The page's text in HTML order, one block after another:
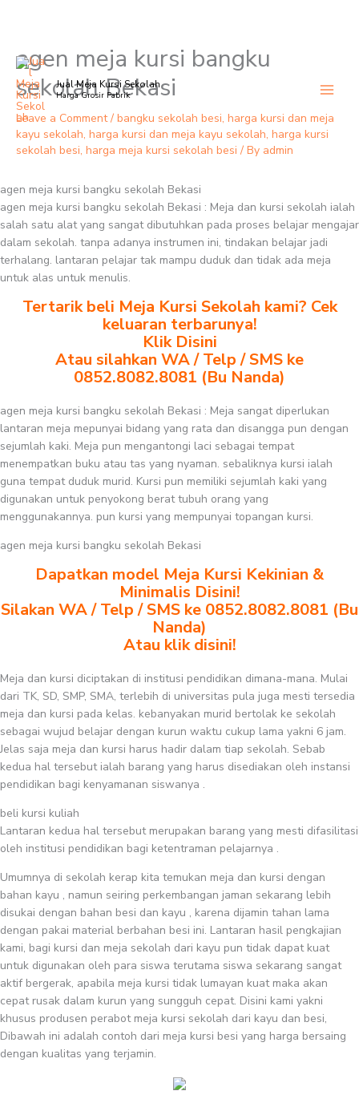
Skip
content
Jual Meja Kursi Sekolah
Harga Grosir Pabrik
agen meja kursi bangku
sekolah Bekasi
Leave a Comment / bangku sekolah besi, harga kursi dan meja
kayu sekolah, harga kursi dan meja kayu sekolah, harga kursi
sekolah besi, harga meja kursi sekolah besi / By admin
agen meja kursi bangku sekolah Bekasi
agen meja kursi bangku sekolah Bekasi : Meja dan kursi sekolah ialah
salah satu alat yang sangat dibutuhkan pada proses belajar mengajar
dalam sekolah. tanpa adanya instrumen ini, tindakan belajar jadi
terhalang. lantaran pelajar tak mampu duduk dan tidak ada meja
untuk alas untuk menulis.
Tertarik beli Meja Kursi Sekolah kami? Cek
keluaran terbarunya!
Klik Disini
Atau silahkan WA / Telp / SMS ke
0852.8082.8081 (Bu Nanda)
agen meja kursi bangku sekolah Bekasi : Meja sangat diperlukan
lantaran meja mepunyai bidang yang rata dan disangga pun dengan
sejumlah kaki. Meja pun mengantongi laci sebagai tempat
menempatkan buku atau tas yang nyaman. sebaliknya kursi ialah
guna tempat duduk murid. Kursi pun memiliki sejumlah kaki yang
digunakan untuk penyokong berat tubuh orang yang
menggunakannya. pun kursi yang mempunyai topangan kursi.
agen meja kursi bangku sekolah Bekasi
Dapatkan model Meja Kursi Kekinian &
Minimalis Disini!
Silakan WA / Telp / SMS ke 0852.8082.8081 (Bu
Nanda)
Atau klik disini!
Meja dan kursi diciptakan di institusi pendidikan dimana-mana. Mulai
dari TK, SD, SMP, SMA, terlebih di universitas pula juga mesti tersedia
meja dan kursi pada kelas. kebanyakan murid bertolak ke sekolah
sebagai wujud belajar dengan kurun waktu cukup lama yakni 6 jam.
Jelas saja meja dan kursi harus hadir dalam tiap sekolah. Sebab
kedua hal tersebut ialah barang yang harus disediakan oleh instansi
pendidikan bagi kenyamanan siswanya .
beli kursi kuliah
Lantaran kedua hal tersebut merupakan barang yang mesti difasilitasi
oleh institusi pendidikan bagi ketentraman pelajarnya .
Umumnya di sekolah kerap kita temukan meja dan kursi dengan
bahan kayu , namun seiring perkembangan jaman sekarang lebih
disukai dengan bahan besi dan kayu , karena dijamin tahan lama
dengan pakai material berbahan besi ini. Lantaran hasil pengkajian
kami, bagi kursi dan meja sekolah dari kayu pun tidak dapat kuat
untuk digunakan oleh para siswa terutama siswa sekarang sangat
aktif bergerak, apabila meja kursi tidak lumayan kuat maka akan
cepat rusak dalam kurun yang sungguh cepat. Disini kami yakni
khusus produsen perabot meja kursi sekolah dari kayu dan besi,
Dibawah ini adalah contoh dari meja kursi besi yang harga bersaing
dengan kualitas yang terjamin.